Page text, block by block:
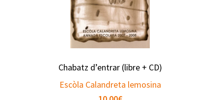
Chabatz d’entrar (libre + CD)
Escòla Calandreta lemosina